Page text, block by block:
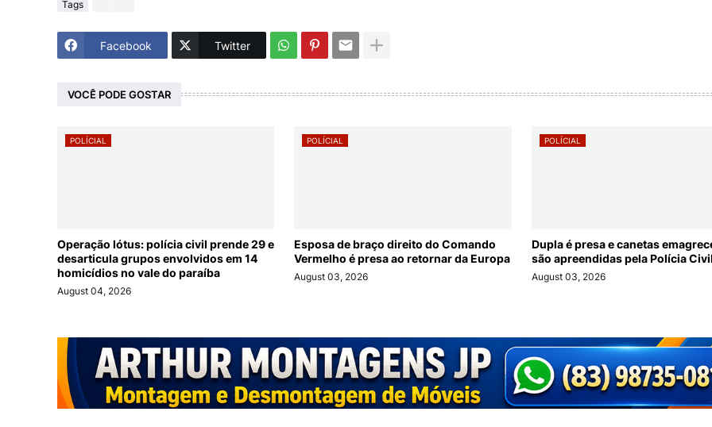
Tags
Facebook Twitter
VOCÊ PODE GOSTAR
POLÍCIAL
Operação lótus: polícia civil prende 29 e
desarticula grupos envolvidos em 14
homicídios no vale do paraíba
August 04, 2026
POLÍCIAL
Esposa de braço direito do Comando
Vermelho é presa ao retornar da Europa
August 03, 2026
POLÍCIAL
Dupla é presa e canetas
são apreendidas pela Polícia Civil
August 03, 2026